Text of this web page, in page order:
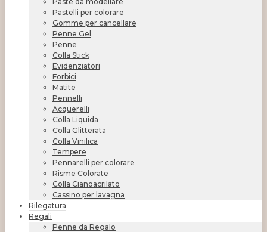
Pastelli per colorare
Gomme per cancellare
Penne Gel
Penne
Colla Stick
Evidenziatori
Forbici
Matite
Pennelli
Acquerelli
Colla Liquida
Colla Glitterata
Colla Vinilica
Tempere
Pennarelli per colorare
Risme Colorate
Colla Cianoacrilato
Cassino per lavagna
Rilegatura
Regali
Penne da Regalo